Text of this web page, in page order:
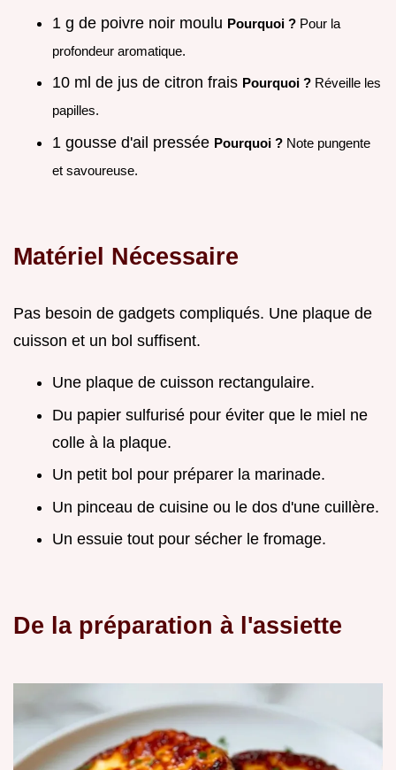
1 g de poivre noir moulu Pourquoi ? Pour la
profondeur aromatique.
10 ml de jus de citron frais Pourquoi ? Réveille les
papilles.
1 gousse d'ail pressée Pourquoi ? Note pungente
et savoureuse.
Matériel Nécessaire
Pas besoin de gadgets compliqués. Une plaque de
cuisson et un bol suffisent.
Une plaque de cuisson rectangulaire.
Du papier sulfurisé pour éviter que le miel ne
colle à la plaque.
Un petit bol pour préparer la marinade.
Un pinceau de cuisine ou le dos d'une cuillère.
Un essuie tout pour sécher le fromage.
De la préparation à l'assiette